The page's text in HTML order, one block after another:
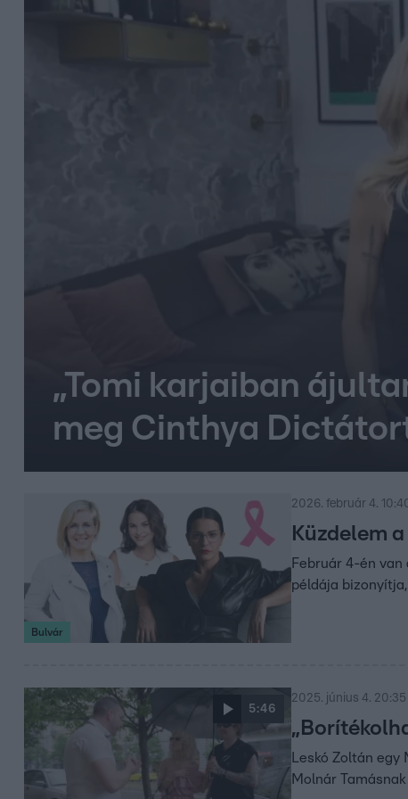
„Tomi karjaiban
meg Cinthya
Bulvár
2026. február 4.
Küzdelem
Február 4-én
példája
5:46
2025. június 4. 20:35
Leskó Zoltán
Molnár